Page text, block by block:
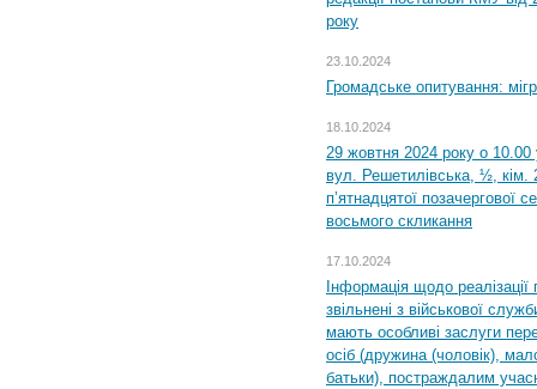
року
23.10.2024
Громадське опитування:
18.10.2024
29 жовтня 2024 року о 10.00
вул. Решетилівська, ½, кім.
п’ятнадцятої позачергової
восьмого скликання
17.10.2024
Інформація щодо
звільнені з військової
мають особливі заслуги
осіб (дружина (чоловік),
батьки), постраждалим